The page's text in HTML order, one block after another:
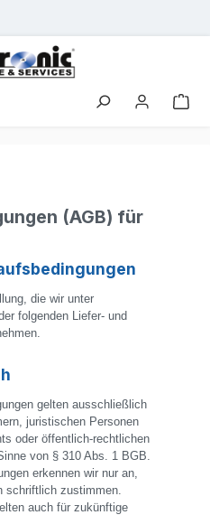
(AGB) für
die wir unter
folgenden Liefer- und
gelten ausschließlich
juristischen Personen
oder öffentlich-rechtlichen
von § 310 Abs. 1 BGB.
erkennen wir nur an,
schriftlich zustimmen.
auch für zukünftige